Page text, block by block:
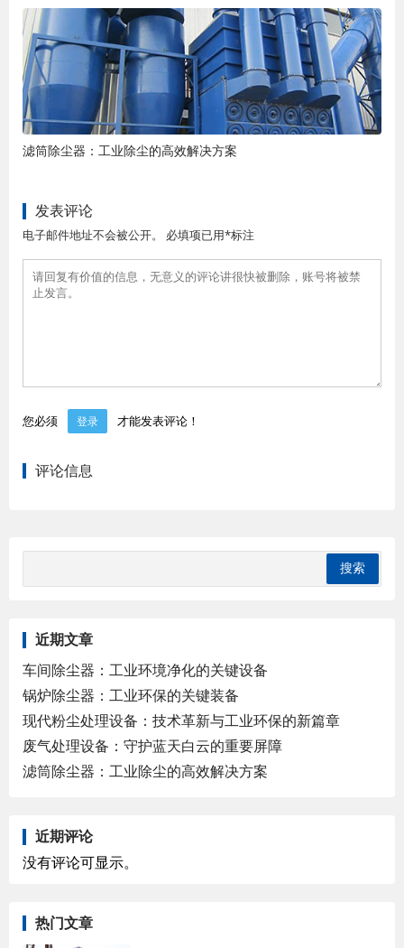
滤筒除尘器：工业除尘的高效解决方案
发表评论
电子邮件地址不会被公开。 必填项已用*标注
您必须 登录 才能发表评论！
评论信息
近期文章
车间除尘器：工业环境净化的关键设备
锅炉除尘器：工业环保的关键装备
现代粉尘处理设备：技术革新与工业环保的新篇章
废气处理设备：守护蓝天白云的重要屏障
滤筒除尘器：工业除尘的高效解决方案
近期评论
没有评论可显示。
热门文章